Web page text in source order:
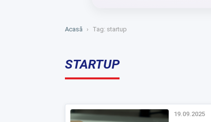
Acasă › Tag: startup
STARTUP
19.09.2025